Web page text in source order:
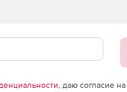
с
, даю согласие на